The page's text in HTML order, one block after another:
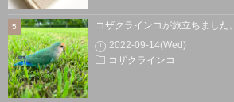
コザクラインコが旅立ちました。
2022-09-14(Wed)
コザクラインコ